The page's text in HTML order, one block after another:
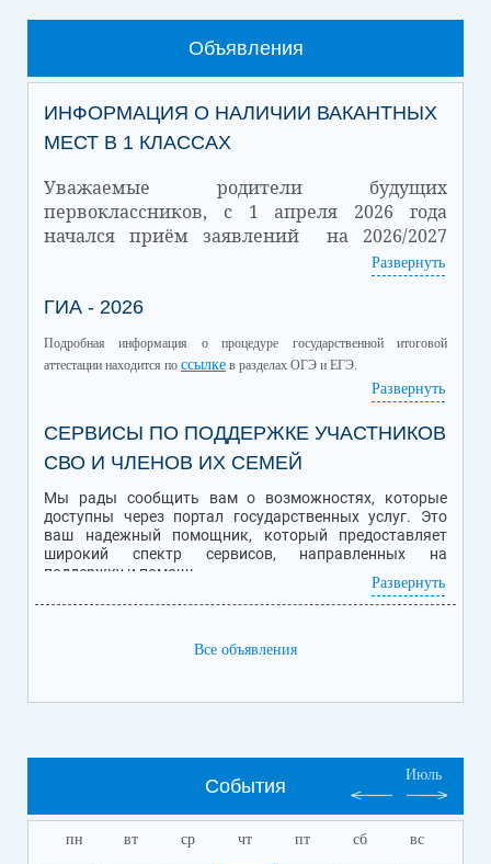
Объявления
ИНФОРМАЦИЯ О НАЛИЧИИ ВАКАНТНЫХ
МЕСТ В 1 КЛАССАХ
Уважаемые родители будущих
первоклассников, с 1 апреля 2026 года
начался приём заявлений на 2026/2027
Дата
01.07.2026
32 18
Подробная информация о Приеме обучающихся в школу находится
Развернуть
ГИА - 2026
Подробная информация о процедуре государственной итоговой
аттестации находится по ссылке в разделах ОГЭ и ЕГЭ.
Развернуть
СЕРВИСЫ ПО ПОДДЕРЖКЕ УЧАСТНИКОВ
СВО И ЧЛЕНОВ ИХ СЕМЕЙ
Мы рады сообщить вам о возможностях, которые
доступны через портал государственных услуг. Это
ваш надежный помощник, который предоставляет
широкий спектр сервисов, направленных на
поддержку и помощь.
специальной военной операции (СВО), семьям
Какие меры поддержки интересуют вас
Узнайте о мерах поддержки
Развернуть
Все объявления
События
Июль
пн вт ср чт пт сб вс